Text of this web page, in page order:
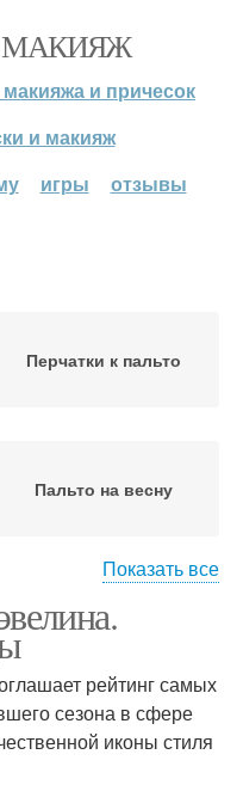
МАКИЯЖ
и причесок
и макияж
игры отзывы
Перчатки к пальто
Пальто на весну
Показать все
рейтинг самых
сезона в сфере
иконы стиля